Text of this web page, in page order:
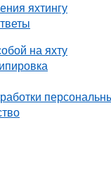
яхтингу
на яхту